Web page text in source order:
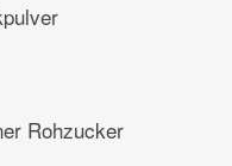
Rohzucker